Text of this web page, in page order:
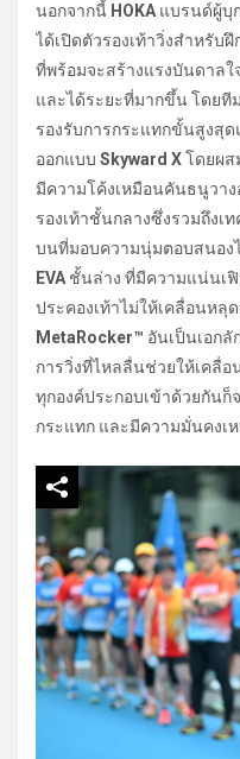
นอกจากนี้ HOKA แบรนด์ผู้บุ
ได้เปิดตัวรองเท้าวิ่งสำหรับ
ที่พร้อมจะสร้างแรงบันดาล
และได้ระยะที่มากขึ้น โดย
รองรับการกระแทกขั้นสูงสุ
ออกแบบ Skyward Xโดยผ
มีความโค้งเหมือนคันธนูวาง
รองเท้าชั้นกลางซึ่งรวมถึงเ
บนที่มอบความนุ่มตอบสนอง
EVA ชั้นล่าง ที่มีความแน่นเฟิ
ประคองเท้าไม่ให้เคลื่อนหลุ
MetaRocker™ อันเป็นเอก
การวิ่งที่ไหลลื่นช่วยให้เคลื่อ
ทุกองค์ประกอบเข้าด้วยกัน
กระแทก และมีความมั่นคงเ